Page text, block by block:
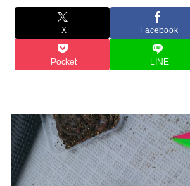
X Facebook
Pocket LINE